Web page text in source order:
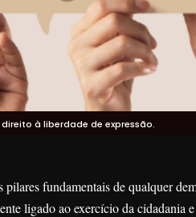
à liberdade de expressão.
pilares fundamentais de qualquer
ligado ao exercício da cidadania